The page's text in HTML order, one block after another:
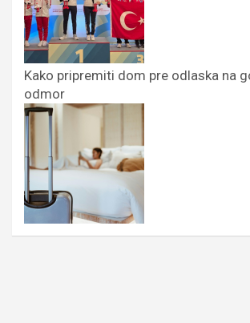
Kako pripremiti dom pre odlaska na
odmor